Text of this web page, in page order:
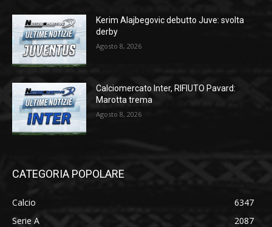
Kerim Alajbegovic debutto Juve: svolta
derby
Agosto 8, 2026
Calciomercato Inter, RIFIUTO Pavard:
Marotta trema
Agosto 8, 2026
CATEGORIA POPOLARE
Calcio
6347
Serie A
2087